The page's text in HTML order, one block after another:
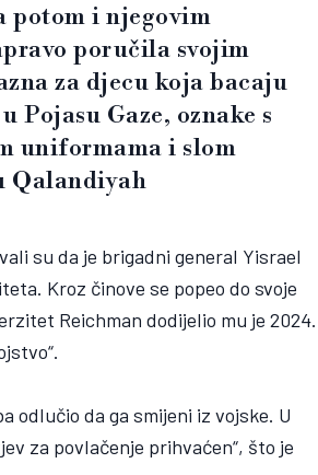
potom i njegovim
poručila svojim
za djecu koja bacaju
Gaze, oznake s
uniformama i slom
Qalandiyah
su da je brigadni general Yisrael
Kroz činove se popeo do svoje
Reichman dodijelio mu je 2024.
odlučio da ga smijeni iz vojske. U
za povlačenje prihvaćen“, što je